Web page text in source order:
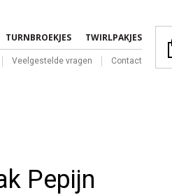
TURNBROEKJES TWIRLPAKJES
Veelgestelde vragen Contact
Pepijn